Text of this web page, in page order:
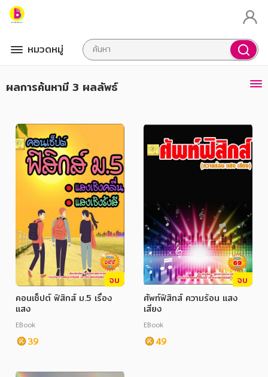
หมวดหมู่
ผลการค้นหามี 3 ผลลัพธ์
จบ
คอนเซ็ปต์ ฟิสิกส์ ม.5 เรื่อง
แสง
EBook
39
จบ
ศัพท์ฟิสิกส์ ความร้อน แสง
เสียง
EBook
49